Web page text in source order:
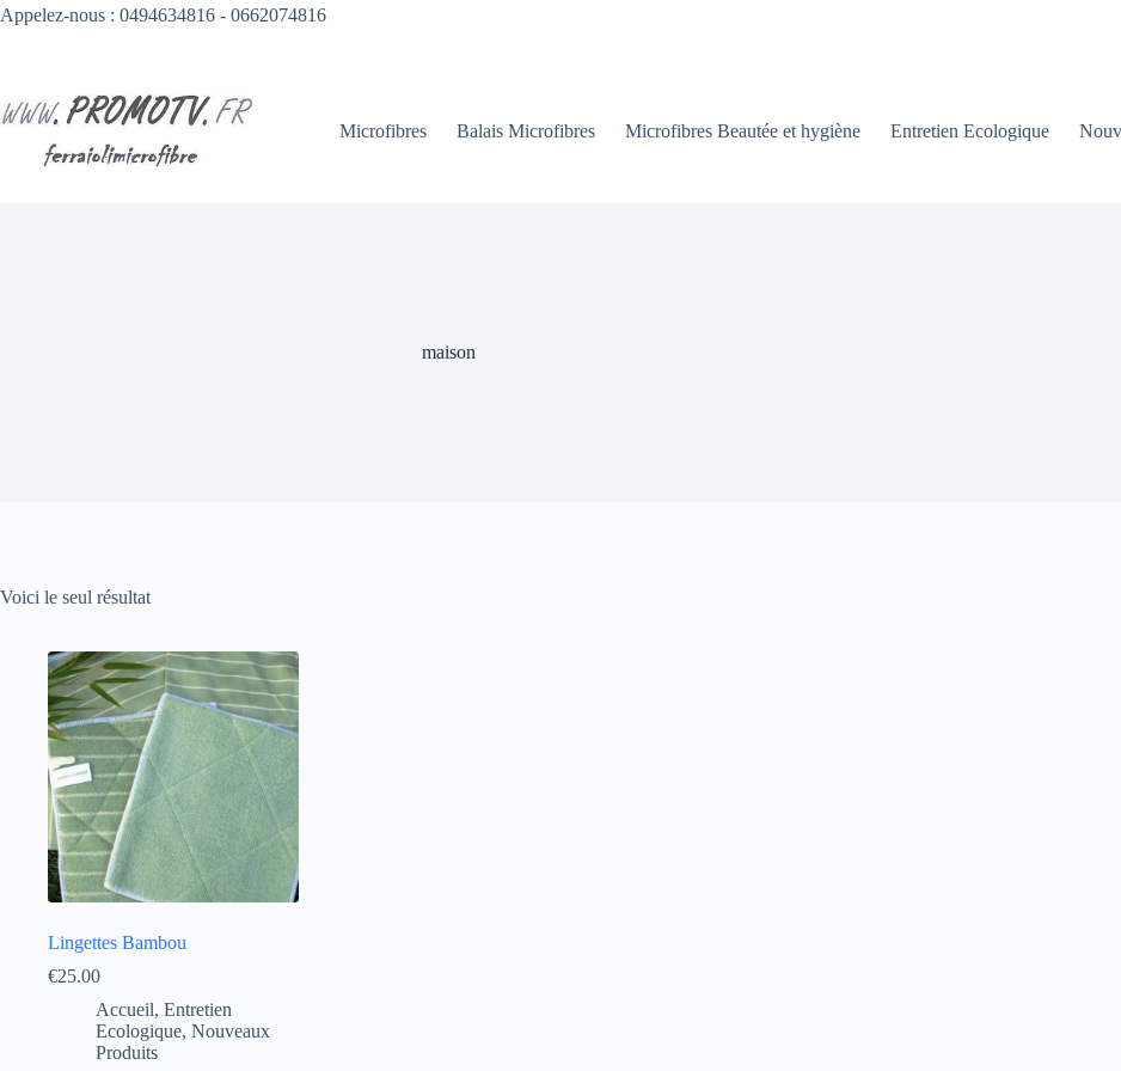
Passer
au
Appelez-nous : 0494634816 - 0662074816
Microfibres Balais Microfibres Microfibres Beautée et hygiène Entretien Ecologique
maison
Voici le seul résultat
Lingettes Bambou
€25.00
Accueil, Entretien
Ecologique, Nouveaux
Produits